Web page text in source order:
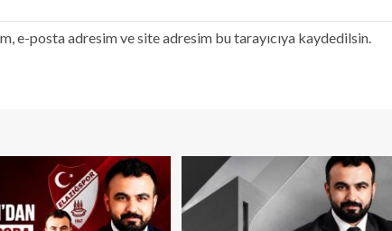
e-posta adresim ve site adresim bu tarayıcıya kaydedilsin.